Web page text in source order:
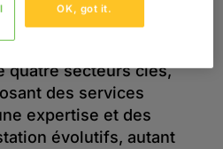
quatre secteurs clés,
des services
expertise et des
évolutifs, autant
OK, got it.